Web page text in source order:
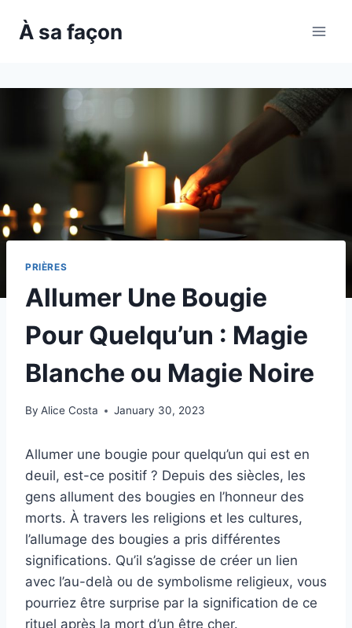
À sa façon
PRIÈRES
Allumer Une Bougie
Pour Quelqu’un : Magie
Blanche ou Magie Noire
By Alice Costa January 30, 2023
Allumer une bougie pour quelqu’un qui est en
deuil, est-ce positif ? Depuis des siècles, les
gens allument des bougies en l’honneur des
morts. À travers les religions et les cultures,
l’allumage des bougies a pris différentes
significations. Qu’il s’agisse de créer un lien
avec l’au-delà ou de symbolisme religieux, vous
pourriez être surprise par la signification de ce
rituel après la mort d’un être cher.